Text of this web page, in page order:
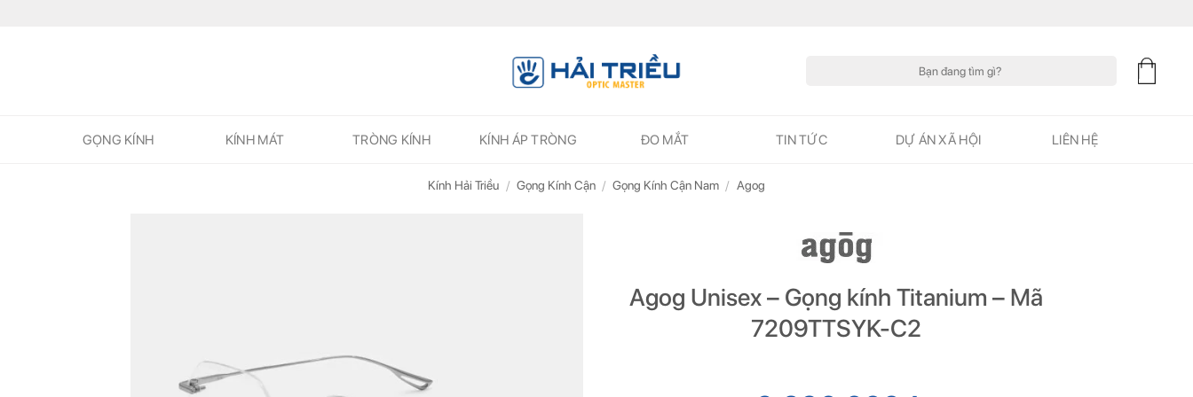
GỌNG KÍNH KÍNH MÁT TRÒNG KÍNH KÍNH ÁP TRÒNG ĐO MẮT TIN TỨC DỰ ÁN XÃ HỘI LIÊN HỆ
Kính Hải Triều / Gọng Kính Cận / Gọng Kính Cận Nam / Agog
Agog Unisex – Gọng kính Titanium – Mã
7209TTSYK-C2